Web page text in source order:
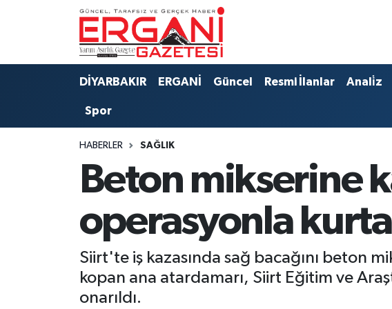
DİYARBAKIR ERGANİ Güncel Resmi İlanlar Anali̇z
Spor
HABERLER SAĞLIK
Beton mikserine
operasyonla
Siirt'te iş kazasında sağ bacağını beton
kopan ana atardamarı, Siirt Eğitim ve
onarıldı.
DİYARBAKIR
BAĞLAR
ERGANİ
Resmi İlanlar
Si̇yaset
Ergani Nöbetçi Eczaneler
Ergani Hava Durumu
Tüm Manşetler
Son Dakika Haberleri
Haber Arşivi